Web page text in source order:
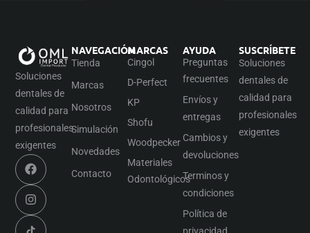
Soluciones
dentales de
calidad para
profesionales
exigentes
NAVEGACIÓN
Tienda
Marcas
Nosotros
Simulación
Novedades
Contacto
MARCAS
Cingol
D-Perfect
KP
Shofu
Woodpecker
Materiales
Odontológicos
AYUDA
Preguntas
frecuentes
Envíos y
entregas
Cambios y
devoluciones
Terminos y
condiciones
Política de
SUSCRÍBETE
Soluciones
dentales de
calidad para
profesionales
exigentes